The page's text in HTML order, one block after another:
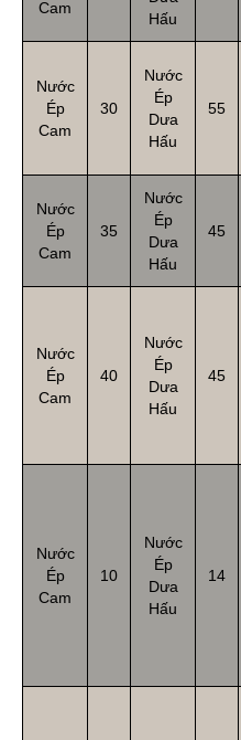
Cam
Hấu
Nước
Ép
Cam
30
Nước
Ép
Dưa
Hấu
55
Nước
Ép
Cam
35
Nước
Ép
Dưa
Hấu
45
Nước
Ép
Cam
40
Nước
Ép
Dưa
Hấu
45
Nước
Ép
Cam
10
Nước
Ép
Dưa
Hấu
14